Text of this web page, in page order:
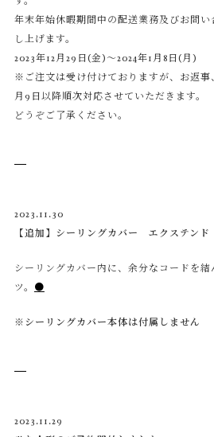
年末年始休暇期間中の配送業務及びお問
し上げます。
2023年12月29日(金)～2024年1月8日(月)
※ご注文は受け付けておりますが、お返事
月9日以降順次対応させていただきます。
どうぞご了承ください。
2023.11.30
【追加】シーリングカバー エクステンド
シーリングカバー内に、余分なコードを
ツ。 ●
※シーリングカバー本体は付属しません
2023.11.29